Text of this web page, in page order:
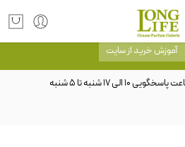
را با شیشه و بسته بندی خود شرکت لانگ لایف
می توانید شیشه و بسته بندی را ملاحظه
آموزش خرید از سایت